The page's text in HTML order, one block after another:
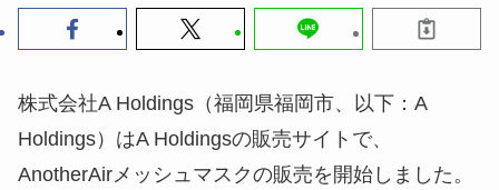
株式会社A Holdings（福岡県福岡市、以下：A
Holdings）はA Holdingsの販売サイトで、
AnotherAirメッシュマスクの販売を開始しました。